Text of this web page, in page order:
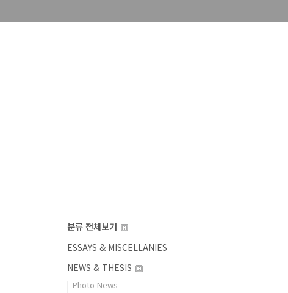
분류 전체보기
ESSAYS & MISCELLANIES
NEWS & THESIS
Photo News